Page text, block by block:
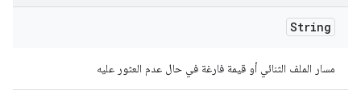
String
مسار الملف الثنائي أو قيمة فارغة في حال عدم العثور عليه